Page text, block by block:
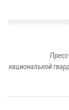
национальной